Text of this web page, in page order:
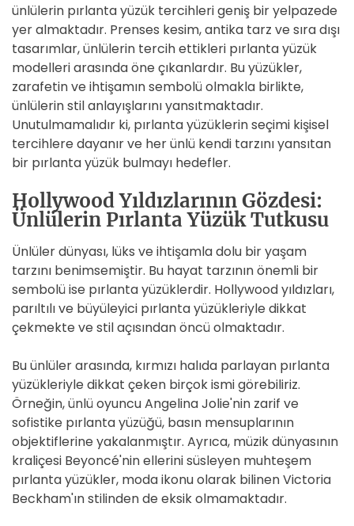
ünlülerin pırlanta yüzük tercihleri geniş bir yelpazede
yer almaktadır. Prenses kesim, antika tarz ve sıra dışı
tasarımlar, ünlülerin tercih ettikleri pırlanta yüzük
modelleri arasında öne çıkanlardır. Bu yüzükler,
zarafetin ve ihtişamın sembolü olmakla birlikte,
ünlülerin stil anlayışlarını yansıtmaktadır.
Unutulmamalıdır ki, pırlanta yüzüklerin seçimi kişisel
tercihlere dayanır ve her ünlü kendi tarzını yansıtan
bir pırlanta yüzük bulmayı hedefler.
Hollywood Yıldızlarının Gözdesi:
Ünlülerin Pırlanta Yüzük Tutkusu
Ünlüler dünyası, lüks ve ihtişamla dolu bir yaşam
tarzını benimsemiştir. Bu hayat tarzının önemli bir
sembolü ise pırlanta yüzüklerdir. Hollywood yıldızları,
parıltılı ve büyüleyici pırlanta yüzükleriyle dikkat
çekmekte ve stil açısından öncü olmaktadır.
Bu ünlüler arasında, kırmızı halıda parlayan pırlanta
yüzükleriyle dikkat çeken birçok ismi görebiliriz.
Örneğin, ünlü oyuncu Angelina Jolie'nin zarif ve
sofistike pırlanta yüzüğü, basın mensuplarının
objektiflerine yakalanmıştır. Ayrıca, müzik dünyasının
kraliçesi Beyoncé'nin ellerini süsleyen muhteşem
pırlanta yüzükler, moda ikonu olarak bilinen Victoria
Beckham'ın stilinden de eksik olmamaktadır.